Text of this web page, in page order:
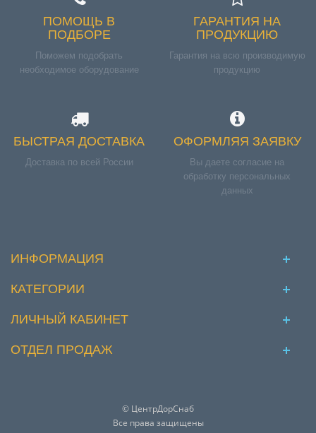
ПОМОЩЬ В
ПОДБОРЕ
Поможем подобрать
необходимое оборудование
ГАРАНТИЯ НА
ПРОДУКЦИЮ
Гарантия на всю производимую
продукцию
БЫСТРАЯ ДОСТАВКА
Доставка по всей России
ОФОРМЛЯЯ ЗАЯВКУ
Вы даете согласие на
обработку персональных
данных
ИНФОРМАЦИЯ
КАТЕГОРИИ
ЛИЧНЫЙ КАБИНЕТ
ОТДЕЛ ПРОДАЖ
© ЦентрДорСнаб
Все права защищены